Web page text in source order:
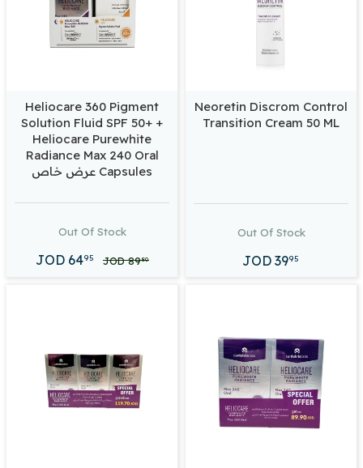
Neoretin Discrom Control
Transition Cream 50 ML
Out Of Stock
JOD 3995
Heliocare 360 Pigment
Solution Fluid SPF 50+ +
Heliocare Purewhite
Radiance Max 240 Oral
Capsules عرض خاص
Out Of Stock
JOD8980
JOD6495